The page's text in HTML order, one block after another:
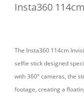
Insta360
The Insta360 114cm
selfie stick designed
with 360° cameras, the
footage, creating a